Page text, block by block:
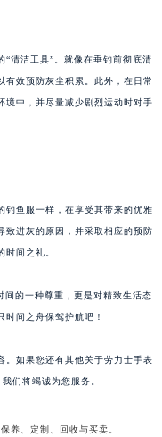
清洁工具”。就像在垂钓前彻底清
有效预防灰尘积累。此外，在日常
境中，并尽量减少剧烈运动时对手
钓鱼服一样，在享受其带来的优雅
致进灰的原因，并采取相应的预防
间之礼。
间的一种尊重，更是对精致生活态
间之舟保驾护航吧！
。如果您还有其他关于劳力士手表
们将竭诚为您服务。